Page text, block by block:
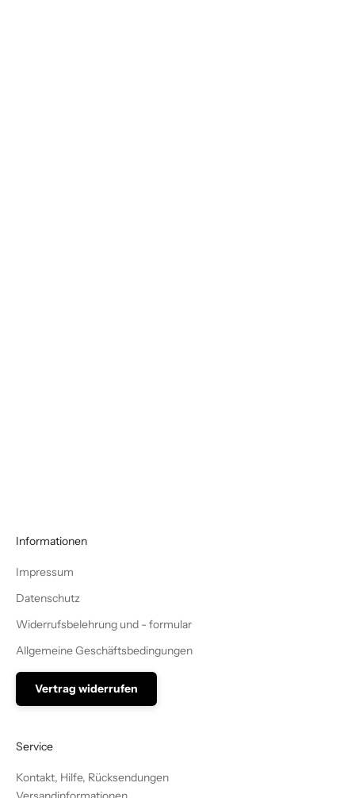
Informationen
Impressum
Datenschutz
Widerrufsbelehrung und - formular
Allgemeine Geschäftsbedingungen
Vertrag widerrufen
Service
Kontakt, Hilfe, Rücksendungen